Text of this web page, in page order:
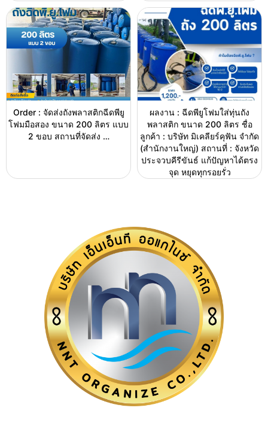
Order : จัดส่งถังพลาสติกฉีดพียู
โฟมมือสอง ขนาด 200 ลิตร แบบ
2 ขอบ สถานที่จัดส่ง …
ผลงาน : ฉีดพียูโฟมใส่ทุ่นถัง
พลาสติก ขนาด 200 ลิตร ชื่อ
ลูกค้า : บริษัท มิเคลียร์คุฟัน จำกัด
(สำนักงานใหญ่) สถานที่ : จังหวัด
ประจวบคีรีขันธ์ แก้ปัญหาได้ตรง
จุด หยุดทุกรอยรั่ว